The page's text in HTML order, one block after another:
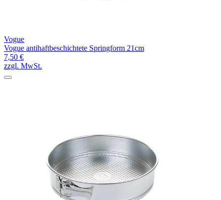
Vogue
Vogue antihaftbeschichtete Springform 21cm
7,50 €
zzgl. MwSt.